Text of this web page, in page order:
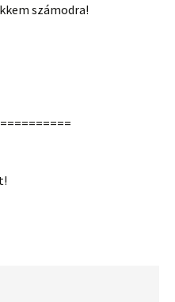
számodra!